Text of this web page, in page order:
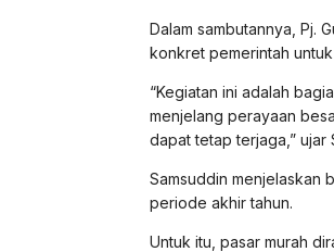
Dalam sambutannya, Pj.
konkret pemerintah
“Kegiatan ini adalah
menjelang perayaan
dapat tetap terjaga,” ujar
Samsuddin menjelaskan
periode akhir tahun.
Untuk itu, pasar murah